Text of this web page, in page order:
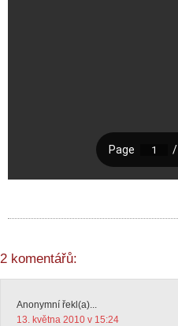
2 komentářů:
Anonymní řekl(a)...
13. května 2010 v 15:24